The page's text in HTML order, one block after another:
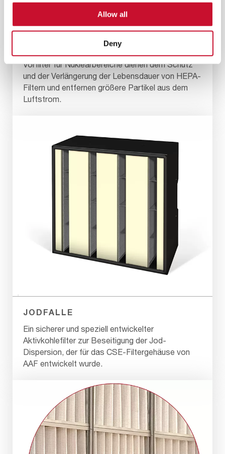
Allow all
Deny
NUKLEARBEREICH
Vorfilter für Nuklearbereiche dienen dem Schutz
und der Verlängerung der Lebensdauer von HEPA-
Filtern und entfernen größere Partikel aus dem
Luftstrom.
JODFALLE
Ein sicherer und speziell entwickelter
Aktivkohlefilter zur Beseitigung der Jod-
Dispersion, der für das CSE-Filtergehäuse von
AAF entwickelt wurde.